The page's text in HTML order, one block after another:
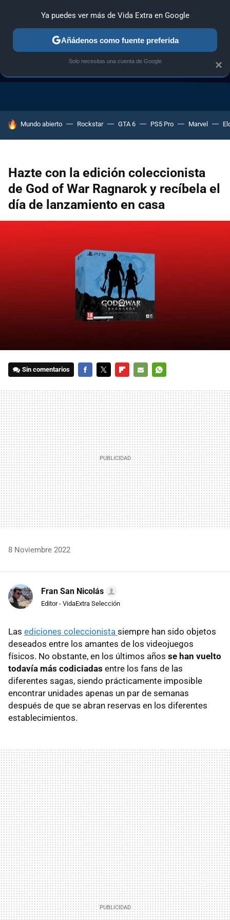
OFERTAS
HOY SE HABLA DE
Mundo abierto Rockstar GTA 6 PS5 Pro Marvel
Hazte con la edición coleccionista
de God of War Ragnarok y recíbela el
día de lanzamiento en casa
Sin comentarios
MAIL
8 Noviembre 2022
Fran San Nicolás
Editor - VidaExtra Selección
Las ediciones coleccionista siempre han sido objetos
deseados entre los amantes de los videojuegos
físicos. No obstante, en los últimos años se han vuelto
todavía más codiciadas entre los fans de las
diferentes sagas, siendo prácticamente imposible
encontrar unidades apenas un par de semanas
después de que se abran reservas en los diferentes
establecimientos.
×
Ya puedes ver más de Vida Extra en Google
Añádenos como fuente preferida
Solo necesitas una cuenta de Google